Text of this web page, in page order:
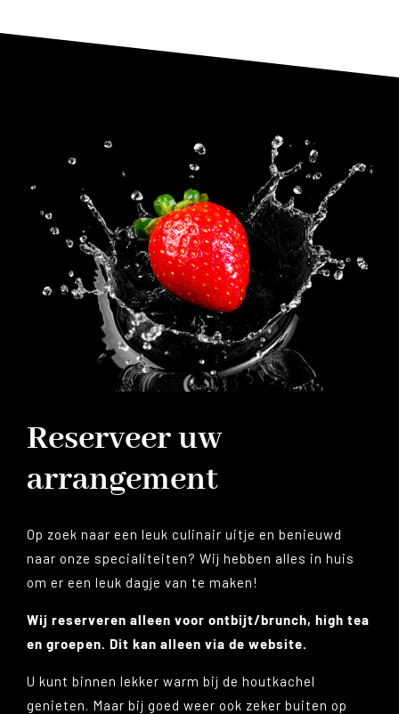
Reserveer uw
arrangement
Op zoek naar een leuk culinair uitje en benieuwd
naar onze specialiteiten? Wij hebben alles in huis
om er een leuk dagje van te maken!
Wij reserveren alleen voor ontbijt/brunch, high tea
en groepen. Dit kan alleen via de website.
U kunt binnen lekker warm bij de houtkachel
genieten. Maar bij goed weer ook zeker buiten op